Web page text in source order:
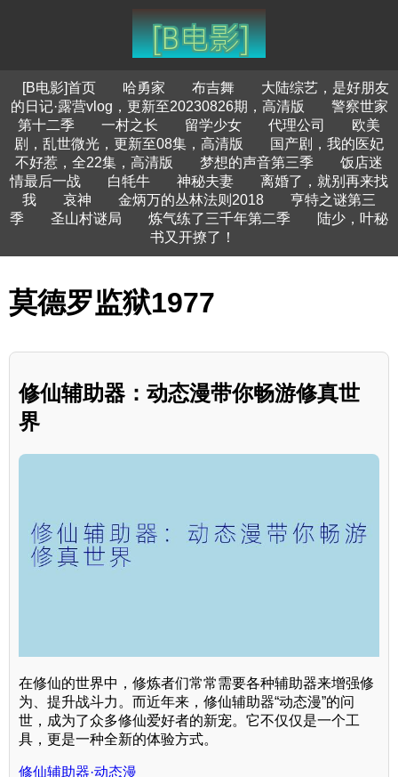
[B电影]首页 哈勇家 布吉舞
大陆综艺，是好朋友
的日记·露营vlog，更新至20230826期，高清版
警察世家
第十二季
一村之长 留学少女 代理公司
欧美
剧，乱世微光，更新至08集，高清版
国产剧，我的医妃
不好惹，全22集，高清版
梦想的声音第三季
饭店迷
情最后一战
白牦牛 神秘夫妻
离婚了，就别再来找
我
哀神 金炳万的丛林法则2018
亨特之谜第三
季
圣山村谜局 炼气练了三千年第二季
陆少，叶秘
书又开撩了！
莫德罗监狱1977
修仙辅助器：动态漫带你畅游修真世
界
在修仙的世界中，修炼者们常常需要各种辅助器来增强修
为、提升战斗力。而近年来，修仙辅助器“动态漫”的问
世，成为了众多修仙爱好者的新宠。它不仅仅是一个工
具，更是一种全新的体验方式。
修仙辅助器·动态漫